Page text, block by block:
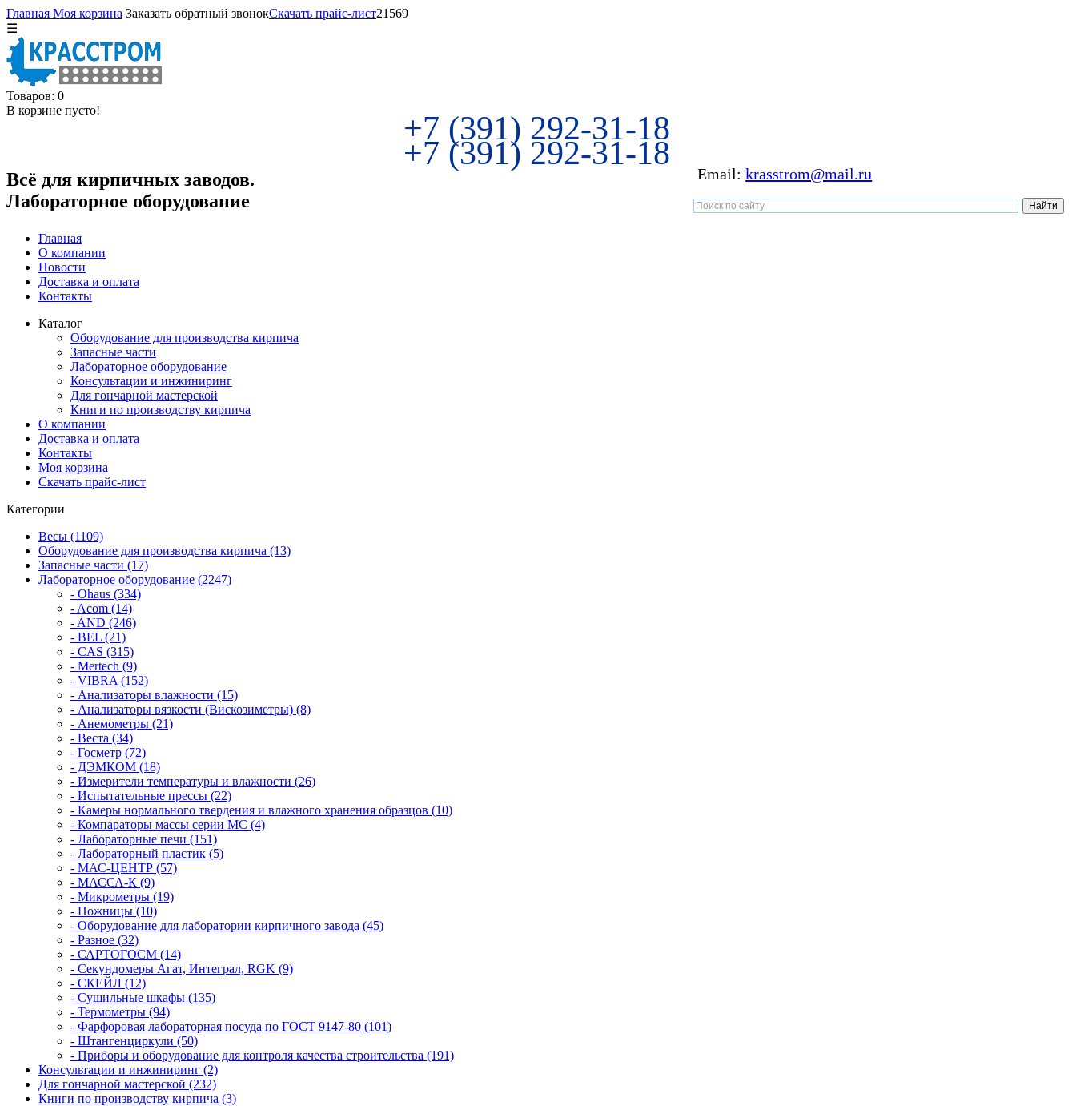
Главная Моя корзина Заказать обратный звонокСкачать прайс-лист21569
☰
Товаров: 0
В корзине пусто!
+7 (391) 292-31-18
+7 (391) 292-31-18
Email:krasstrom@mail.ru
Всё для кирпичных заводов.
Лабораторное оборудование
Главная
О компании
Новости
Доставка и оплата
Контакты
Каталог
Оборудование для производства кирпича
Запасные части
Лабораторное оборудование
Консультации и инжиниринг
Для гончарной мастерской
Книги по производству кирпича
О компании
Доставка и оплата
Контакты
Моя корзина
Скачать прайс-лист
Категории
Весы (1109)
Оборудование для производства кирпича (13)
Запасные части (17)
Лабораторное оборудование (2247)
- Ohaus (334)
- Acom (14)
- AND (246)
- BEL (21)
- CAS (315)
- Mertech (9)
- VIBRA (152)
- Анализаторы влажности (15)
- Анализаторы вязкости (Вискозиметры) (8)
- Анемометры (21)
- Веста (34)
- Госметр (72)
- ДЭМКОМ (18)
- Измерители температуры и влажности (26)
- Испытательные прессы (22)
- Камеры нормального твердения и влажного хранения образцов (10)
- Компараторы массы серии MC (4)
- Лабораторные печи (151)
- Лабораторный пластик (5)
- МАС-ЦЕНТР (57)
- МАССА-К (9)
- Микрометры (19)
- Ножницы (10)
- Оборудование для лаборатории кирпичного завода (45)
- Разное (32)
- САРТОГОСМ (14)
- Секундомеры Агат, Интеграл, RGK (9)
- СКЕЙЛ (12)
- Сушильные шкафы (135)
- Термометры (94)
- Фарфоровая лабораторная посуда по ГОСТ 9147-80 (101)
- Штангенциркули (50)
- Приборы и оборудование для контроля качества строительства (191)
Консультации и инжиниринг (2)
Для гончарной мастерской (232)
Книги по производству кирпича (3)